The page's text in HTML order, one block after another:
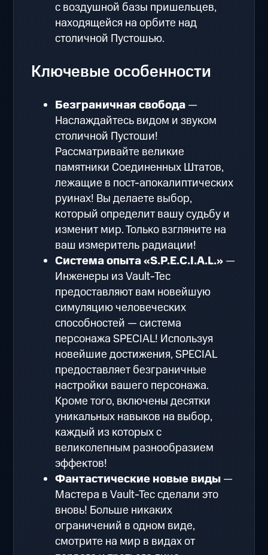
с воздушной базы пришельцев,
находящейся на орбите над
столичной Пустошью.
Ключевые особенности
Безграничная свобода—
Наслаждайтесь видом и звуком
столичной Пустоши!
Рассматривайте великие
памятники Соединенных Штатов,
лежащие в пост-апокалиптических
руинах! Вы делаете выбор,
который определит вашу судьбу и
изменит мир. Только взгляните на
ваш измеритель радиации!
Система опыта «S.P.E.C.I.A.L.»—
Инженеры из Vault-Tec
предоставляют вам новейшую
симуляцию человеческих
способностей — система
персонажа SPECIAL! Используя
новейшие достижения, SPECIAL
предоставляет безграничные
настройки вашего персонажа.
Кроме того, включены десятки
уникальных навыков на выбор,
каждый из которых с
великолепным разнообразием
эффектов!
Фантастические новые виды—
Мастера в Vault-Tec сделали это
вновь! Больше никаких
ограничений в одном виде,
смотрите на мир в видах от